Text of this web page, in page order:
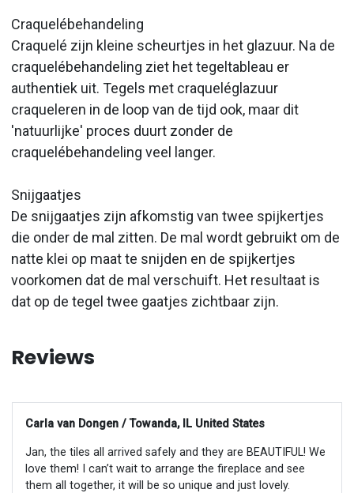
Craquelébehandeling
Craquelé zijn kleine scheurtjes in het glazuur. Na de
craquelébehandeling ziet het tegeltableau er
authentiek uit. Tegels met craqueléglazuur
craqueleren in de loop van de tijd ook, maar dit
'natuurlijke' proces duurt zonder de
craquelébehandeling veel langer.
Snijgaatjes
De snijgaatjes zijn afkomstig van twee spijkertjes
die onder de mal zitten. De mal wordt gebruikt om de
natte klei op maat te snijden en de spijkertjes
voorkomen dat de mal verschuift. Het resultaat is
dat op de tegel twee gaatjes zichtbaar zijn.
Reviews
Carla van Dongen / Towanda, IL United States
Jan, the tiles all arrived safely and they are BEAUTIFUL! We
love them! I can’t wait to arrange the fireplace and see
them all together, it will be so unique and just lovely.